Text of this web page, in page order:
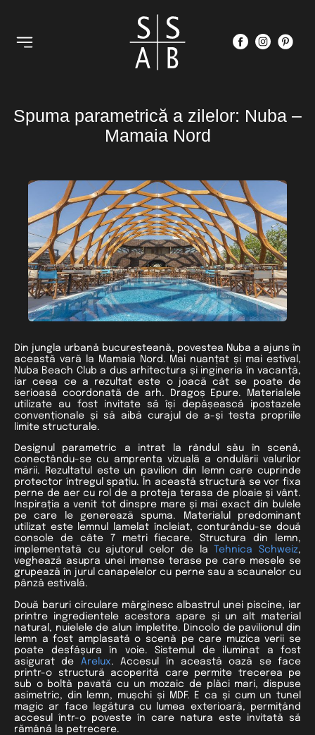
Spuma parametrică a zilelor: Nuba –
Mamaia Nord
Din jungla urbană bucureșteană, povestea Nuba a ajuns în
această vară la Mamaia Nord. Mai nuanțat și mai estival,
Nuba Beach Club a dus arhitectura și ingineria în vacanță,
iar ceea ce a rezultat este o joacă cât se poate de
serioasă coordonată de arh. Dragoș Epure. Materialele
utilizate au fost invitate să își depășească ipostazele
convenționale și să aibă curajul de a-și testa propriile
limite structurale.
Designul parametric a intrat la rândul său în scenă,
conectându-se cu amprenta vizuală a ondulării valurilor
mării. Rezultatul este un pavilion din lemn care cuprinde
protector întregul spațiu. În această structură se vor fixa
perne de aer cu rol de a proteja terasa de ploaie și vânt.
Inspirația a venit tot dinspre mare și mai exact din bulele
pe care le generează spuma. Materialul predominant
utilizat este lemnul lamelat încleiat, conturându-se două
console de câte 7 metri fiecare. Structura din lemn,
implementată cu ajutorul celor de la
Tehnica Schweiz,
veghează asupra unei imense terase pe care mesele se
grupează în jurul canapelelor cu perne sau a scaunelor cu
pânză estivală.
Două baruri circulare mărginesc albastrul unei piscine, iar
printre ingredientele acestora apare și un alt material
natural, nuielele de alun împletite. Dincolo de pavilionul din
lemn a fost amplasată o scenă pe care muzica verii se
poate desfășura în voie. Sistemul de iluminat a fost
asigurat de Arelux. Accesul în această oază se face
printr-o structură acoperită care permite trecerea pe
sub o boltă pavată cu un mozaic de plăci mari, dispuse
asimetric, din lemn, mușchi și MDF. E ca și cum un tunel
magic ar face legătura cu lumea exterioară, permițând
accesul într-o poveste în care natura este invitată să
rămână la petrecere.